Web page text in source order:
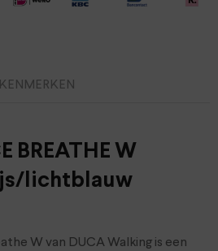
KENMERKEN
BREATHE W
lichtblauw
W van DUCA Walking is een